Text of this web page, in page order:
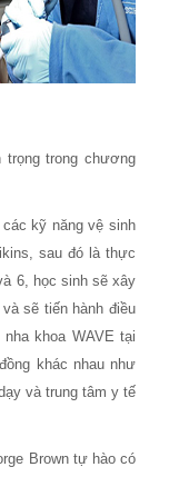
trọng trong chương
kỹ năng vệ sinh
sau đó là thực
6, học sinh sẽ xây
sẽ tiến hành điều
khoa WAVE tại
khác nhau như
và trung tâm y tế
Brown tự hào có